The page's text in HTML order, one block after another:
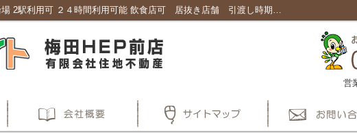
ポンテ店舗Ⅱ1階｜路面店 駐輪場 2駅利用可 ２４時間利用可能 飲食店可 居抜き店舗 引渡し時期相談可能 ｜賃貸大阪で不動産、賃貸マンション探しはホームメイト梅田HEP前店
営